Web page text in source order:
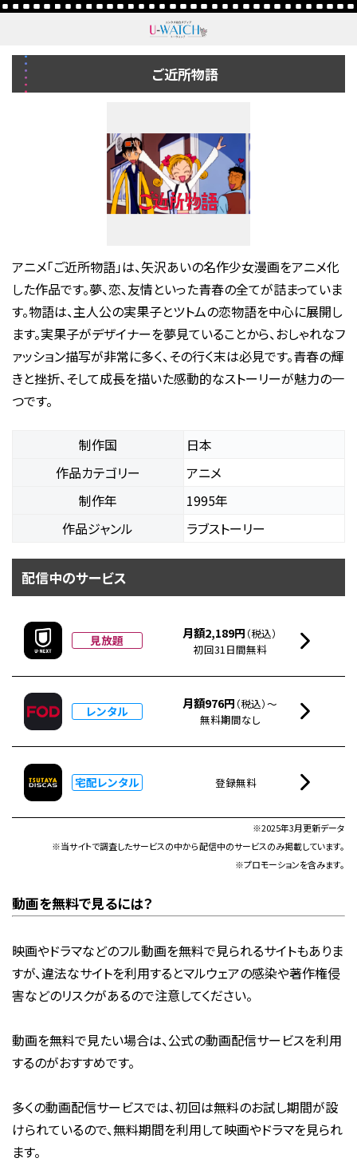
ご近所物語
アニメ「ご近所物語」は、矢沢あいの名作少女漫画をアニメ化
した作品です。夢、恋、友情といった青春の全てが詰まっていま
す。物語は、主人公の実果子とツトムの恋物語を中心に展開し
ます。実果子がデザイナーを夢見ていることから、おしゃれなフ
ァッション描写が非常に多く、その行く末は必見です。青春の輝
きと挫折、そして成長を描いた感動的なストーリーが魅力の一
つです。
制作国
日本
作品カテゴリー
アニメ
制作年
1995年
作品ジャンル
ラブストーリー
配信中のサービス
見放題 月額2,189円 （税込）
初回31日間無料
レンタル 月額976円 （税込）～
無料期間なし
宅配レンタル 登録無料
※2025年3月更新データ
※当サイトで調査したサービスの中から配信中のサービスのみ掲載しています。
※プロモーションを含みます。
動画を無料で見るには？
映画やドラマなどのフル動画を無料で見られるサイトもありま
すが、違法なサイトを利用するとマルウェアの感染や著作権侵
害などのリスクがあるので注意してください。
動画を無料で見たい場合は、公式の動画配信サービスを利用
するのがおすすめです。
多くの動画配信サービスでは、初回は無料のお試し期間が設
けられているので、無料期間を利用して映画やドラマを見られ
ます。